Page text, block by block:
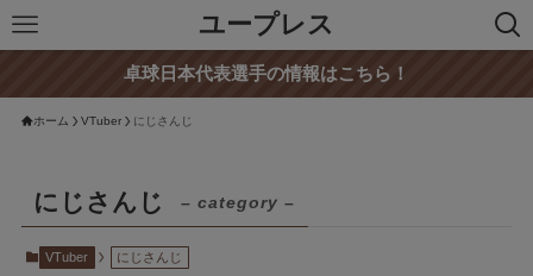
ユープレス
卓球日本代表選手の情報はこちら！
ホーム VTuber にじさんじ
にじさんじ – category –
VTuber にじさんじ